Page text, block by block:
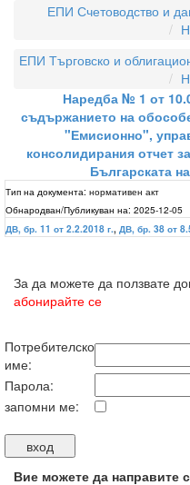
ЕПИ Счетоводство и
ЕПИ Търговско и
Наредба № 1 от
съдържанието на
"Емисионно",
консолидирания отчет
Българската
Тип на документа: нормативен акт
Обнародван/Публикуван на: 2025-12-05
ДВ, бр. 11 от 2.2.2018 г., ДВ, бр. 38 от
За да можете да ползвате
абонирайте се
Потребителско
име:
Парола:
запомни ме:
Вие можете да направите